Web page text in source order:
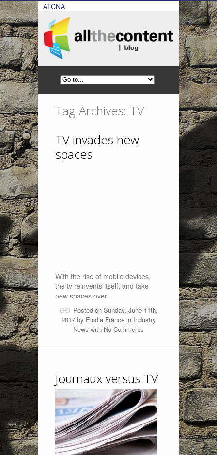
ATCNA
Tag Archives: TV
TV invades new
spaces
With the rise of mobile devices,
the tv reinvents itself, and take
new spaces over…
Posted on Sunday, June 11th,
2017 by Elodie Francein Industry
News with No Comments
Journaux versus TV